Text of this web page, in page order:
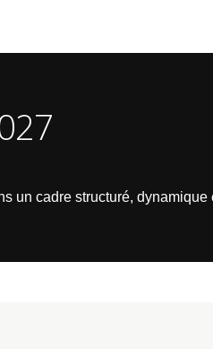
un cadre structuré, dynamique